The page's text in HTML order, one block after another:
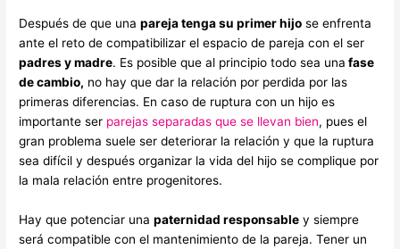
Después de que unapareja tenga su primer hijo se enfrenta
ante el reto de compatibilizar el espacio de pareja con el ser
padres y madre. Es posible que al principio todo sea una fase
de cambio, no hay que dar la relación por perdida por las
primeras diferencias. En caso de ruptura con un hijo es
importante ser parejas separadas que se llevan bien, pues el
gran problema suele ser deteriorar la relación y que la ruptura
sea difícil y después organizar la vida del hijo se complique por
la mala relación entre progenitores.
Hay que potenciar unapaternidad responsable y siempre
será compatible con el mantenimiento de la pareja. Tener un